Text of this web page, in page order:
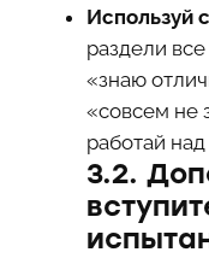
Используй
раздели
«знаю
«совсем не
работай
3.2.